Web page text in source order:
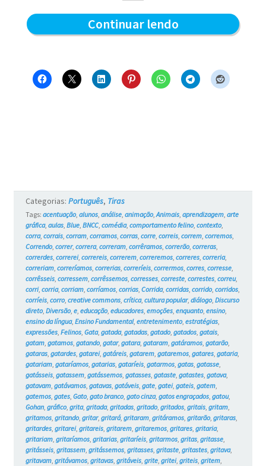
Continuar lendoPega
Blue
Categorias: Português, Tiras
Tags: acentuação, alunos, análise, animação,Animais, aprendizagem, arte
gráfica, aulas, Blue, BNCC, comédia, comportamento felino, contexto,
corra, corrais, corram, corramos, corras, corre, correis, correm, corremos,
Correndo, correr, correra, correram, corrêramos, correrão, correras,
correrdes, correrei, correreis, correrem, correremos, correres, correria,
correriam, correríamos, correrias, correríeis, corrermos, corres, corresse,
corrêsseis, corressem, corrêssemos, corresses, correste, correstes, correu,
corri, corria, corriam, corríamos, corrias, Corrida, corridas, corrido, corridos,
corríeis, corro, creative commons, crítica, cultura popular, diálogo, Discurso
direto, Diversão, e, educação, educadores, emoções, enquanto, ensino,
ensino da língua, Ensino Fundamental, entretenimento, estratégias,
expressões, Felinos, Gata, gatada, gatadas, gatado, gatados, gatais,
gatam, gatamos, gatando, gatar, gatara, gataram, gatáramos, gatarão,
gataras, gatardes, gatarei, gatáreis, gatarem, gataremos, gatares, gataria,
gatariam, gataríamos, gatarias, gataríeis, gatarmos, gatas, gatasse,
gatásseis, gatassem, gatássemos, gatasses, gataste, gatastes, gatava,
gatavam, gatávamos, gatavas, gatáveis, gate, gatei, gateis, gatem,
gatemos, gates, Gato, gato branco, gato cinza, gatos engraçados, gatou,
Gohan, gráfico, grita, gritada, gritadas, gritado, gritados, gritais, gritam,
gritamos, gritando, gritar, gritará, gritaram, gritáramos, gritarão, gritaras,
gritardes, gritarei, gritareis, gritarem, gritaremos, gritares, gritaria,
gritariam, gritaríamos, gritarias, gritaríeis, gritarmos, gritas, gritasse,
gritásseis, gritassem, gritássemos, gritasses, gritaste, gritastes, gritava,
gritavam, gritávamos, gritavas, gritáveis, grite, gritei, griteis, gritem,